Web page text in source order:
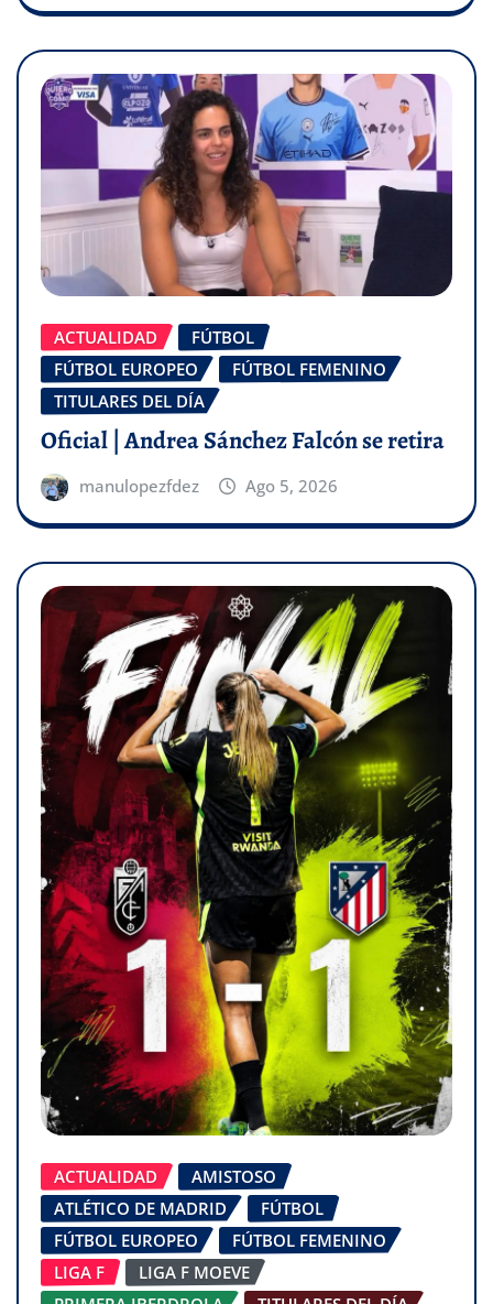
ACTUALIDAD
FÚTBOL
FÚTBOL EUROPEO
FÚTBOL FEMENINO
TITULARES DEL DÍA
Oficial | Andrea Sánchez Falcón se retira
manulopezfdez Ago 5, 2026
ACTUALIDAD
AMISTOSO
ATLÉTICO DE MADRID
FÚTBOL
FÚTBOL EUROPEO
FÚTBOL FEMENINO
LIGA F
LIGA F MOEVE